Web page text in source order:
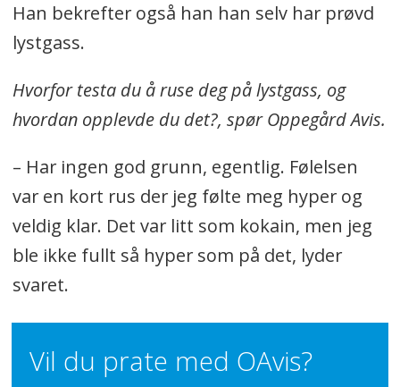
Han bekrefter også han han selv har prøvd
lystgass.
Hvorfor testa du å ruse deg på lystgass, og
hvordan opplevde du det?, spør Oppegård Avis.
– Har ingen god grunn, egentlig. Følelsen
var en kort rus der jeg følte meg hyper og
veldig klar. Det var litt som kokain, men jeg
ble ikke fullt så hyper som på det, lyder
svaret.
Vil du prate med OAvis?